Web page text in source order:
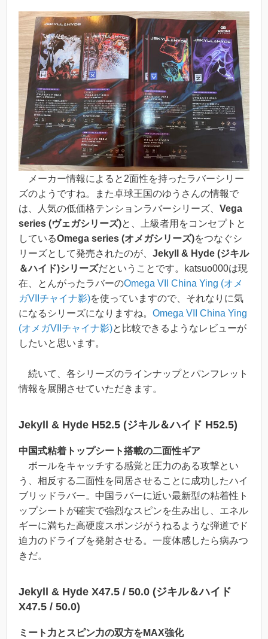
メーカー情報によると2面性を持ったラバーシリー
ズのようですね。また卓球王国のゆうさんの情報で
は、人気の低価格テンションラバーシリーズ、 Vega
series (ヴェガシリーズ)と、上級者用をコンセプトと
しているOmega series (オメガシリーズ)をつなぐシ
リーズとして発売されたのが、 Jekyll & Hyde (ジキル
＆ハイド)シリーズだということです。katsuo000は現
在、とんがったラバーのOmega VII China Ying (オメ
ガVIIチャイナ影)を使っていますので、それなりに気
になるシリーズになりますね。 Omega VII China Ying
(オメガVIIチャイナ影)と比較できるようなレビューが
したいと思います。
続いて、各シリーズのラインナップとパンフレット
情報を展開させていただきます。
Jekyll & Hyde H52.5 (ジキル＆ハイド H52.5)
中国式粘着トップシート搭載の二面性ギア
ボールをキャッチする感覚と圧力のある攻撃とい
う、相反する二面性を同居させることに成功したハイ
ブリッドラバー。中国ラバーに近い最新型の粘着性ト
ップシートが確実で強烈なスピンを生み出し、エネル
ギーに満ちた高硬度スポンジがうねるような弾道でド
迫力のドライブを発射させる。一度体感したら病みつ
きだ。
Jekyll & Hyde X47.5 / 50.0 (ジキル＆ハイド
X47.5 / 50.0)
ミート力とスピン力の双方をMAX強化